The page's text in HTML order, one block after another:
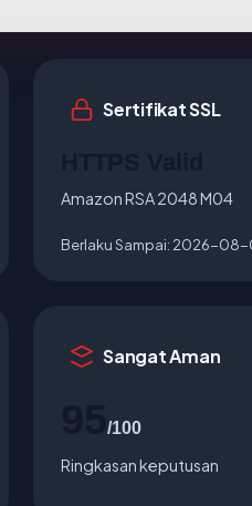
Sertifikat SSL
Amazon RSA 2048 M04
Berlaku Sampai: 2026-08-
Sangat Aman
/100
Ringkasan keputusan